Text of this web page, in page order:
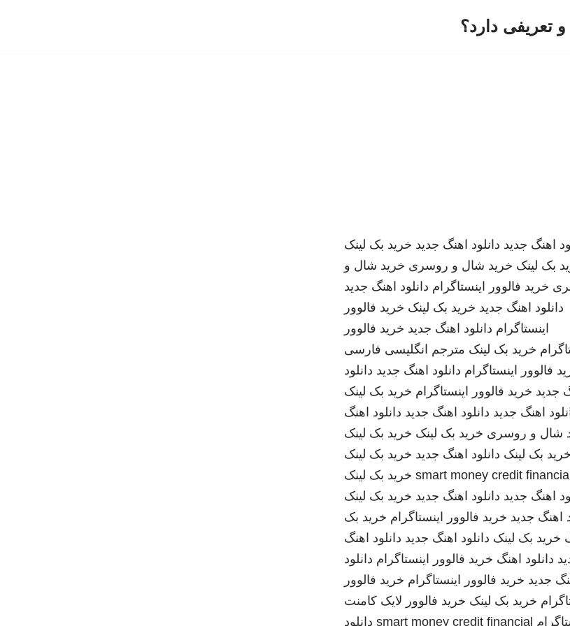
تعریفی دارد؟
اهنگ جدید دانلود اهنگ جدید خرید بک لینک
بک لینک خرید شال و روسری خرید شال و
خرید فالوور اینستاگرام دانلود اهنگ جدید
دانلود اهنگ جدید خرید بک لینک خرید فالوور
اینستاگرام دانلود اهنگ جدید خرید فالوور
خرید بک لینک مترجم انگلیسی فارسی
فالوور اینستاگرام دانلود اهنگ جدید دانلود
جدید خرید فالوور اینستاگرام خرید بک لینک
اهنگ جدید دانلود اهنگ جدید دانلود اهنگ
شال و روسری خرید بک لینک خرید بک لینک
خرید بک لینک دانلود اهنگ جدید خرید بک لینک
smart money credit financial خرید بک لینک
اهنگ جدید دانلود اهنگ جدید خرید بک لینک
اهنگ جدید خرید فالوور اینستاگرام خرید بک
خرید بک لینک دانلود اهنگ جدید دانلود اهنگ
دانلود اهنگ خرید فالوور اینستاگرام دانلود
جدید خرید فالوور اینستاگرام خرید فالوور
خرید بک لینک خرید فالوور لایک کامنت
smart money credit financial دانلود